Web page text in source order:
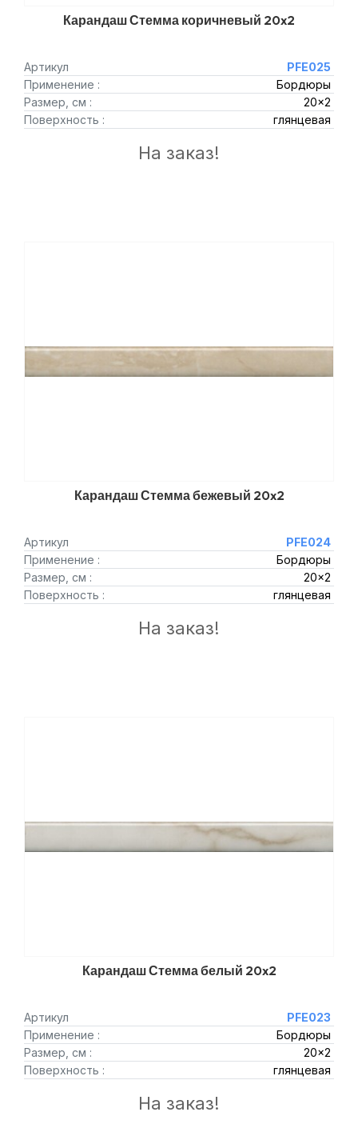
Карандаш Стемма коричневый 20x2
Артикул
PFE025
Применение :
Бордюры
Размер, см :
20x2
Поверхность :
глянцевая
На заказ!
Карандаш Стемма бежевый 20x2
Артикул
PFE024
Применение :
Бордюры
Размер, см :
20x2
Поверхность :
глянцевая
На заказ!
Карандаш Стемма белый 20x2
Артикул
PFE023
Применение :
Бордюры
Размер, см :
20x2
Поверхность :
глянцевая
На заказ!